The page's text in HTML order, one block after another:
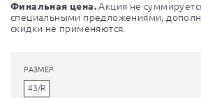
Финальная цена.Акция не
специальными предложениями,
скидки не применяются.
РАЗМЕР
43/R